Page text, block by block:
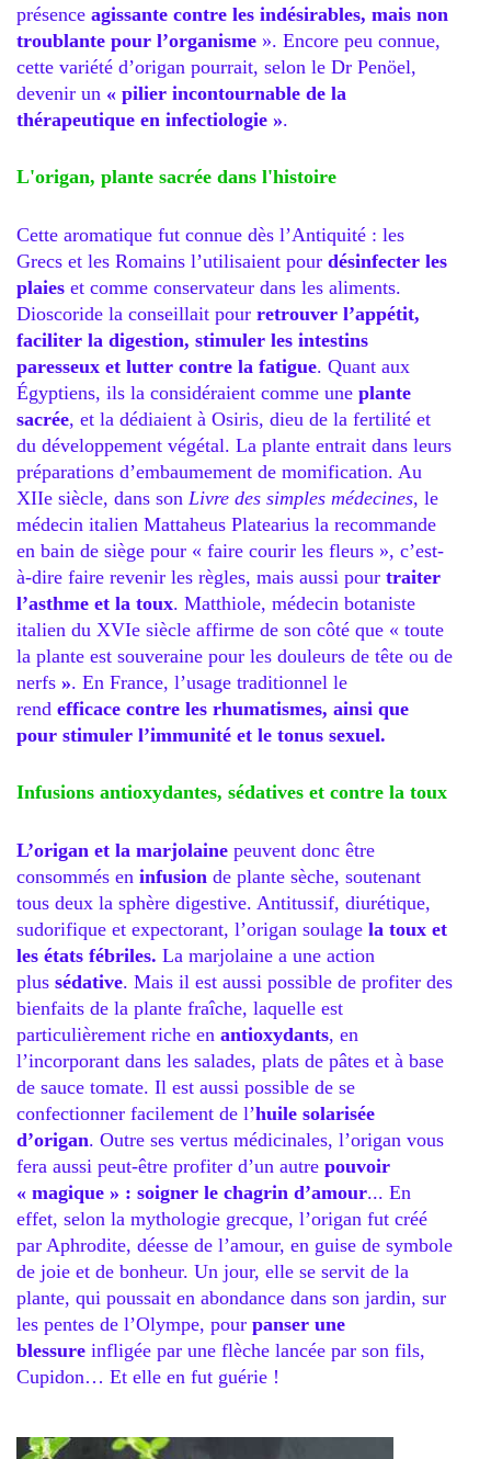
présence agissante contre les indésirables, mais non
troublante pour l’organisme ». Encore peu connue,
cette variété d’origan pourrait, selon le Dr Penöel,
devenir un « pilier incontournable de la
thérapeutique en infectiologie ».
L'origan, plante sacrée dans l'histoire
Cette aromatique fut connue dès l’Antiquité : les
Grecs et les Romains l’utilisaient pour désinfecter les
plaies et comme conservateur dans les aliments.
Dioscoride la conseillait pour retrouver l’appétit,
faciliter la digestion, stimuler les intestins
paresseux et lutter contre la fatigue. Quant aux
Égyptiens, ils la considéraient comme une plante
sacrée, et la dédiaient à Osiris, dieu de la fertilité et
du développement végétal. La plante entrait dans leurs
préparations d’embaumement de momification. Au
XIIe siècle, dans son Livre des simples médecines, le
médecin italien Mattaheus Platearius la recommande
en bain de siège pour « faire courir les fleurs », c’est-
à-dire faire revenir les règles, mais aussi pour traiter
l’asthme et la toux. Matthiole, médecin botaniste
italien du XVIe siècle affirme de son côté que « toute
la plante est souveraine pour les douleurs de tête ou de
nerfs ». En France, l’usage traditionnel le
rend efficace contre les rhumatismes, ainsi que
pour stimuler l’immunité et le tonus sexuel.
Infusions antioxydantes, sédatives et contre la toux
L’origan et la marjolaine peuvent donc être
consommés en infusion de plante sèche, soutenant
tous deux la sphère digestive. Antitussif, diurétique,
sudorifique et expectorant, l’origan soulage la toux et
les états fébriles. La marjolaine a une action
plus sédative. Mais il est aussi possible de profiter des
bienfaits de la plante fraîche, laquelle est
particulièrement riche en antioxydants, en
l’incorporant dans les salades, plats de pâtes et à base
de sauce tomate. Il est aussi possible de se
confectionner facilement de l’huile solarisée
d’origan. Outre ses vertus médicinales, l’origan vous
fera aussi peut-être profiter d’un autre pouvoir
« magique » : soigner le chagrin d’amour... En
effet, selon la mythologie grecque, l’origan fut créé
par Aphrodite, déesse de l’amour, en guise de symbole
de joie et de bonheur. Un jour, elle se servit de la
plante, qui poussait en abondance dans son jardin, sur
les pentes de l’Olympe, pour panser une
blessure infligée par une flèche lancée par son fils,
Cupidon… Et elle en fut guérie !